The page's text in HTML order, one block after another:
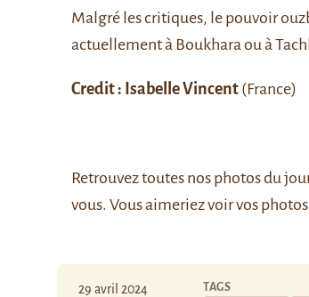
Malgré les critiques, le pouvoir
actuellement à Boukharaou à
Credit : Isabelle Vincent (France)
Retrouveztoutes nos photos du jour
vous. Vous aimeriez voir vos
29 avril 2024 TAGS